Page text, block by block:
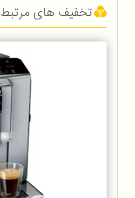
تخفیف های مرتبط